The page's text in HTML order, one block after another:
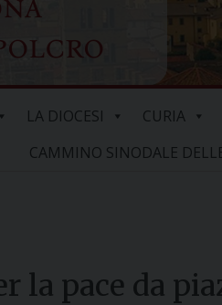
LA DIOCESI CURIA
CAMMINO SINODALE
la pace da